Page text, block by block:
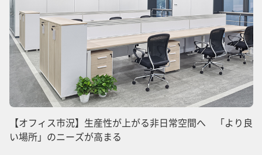
【オフィス市況】生産性が上がる非日常空間へ 「より良
い場所」のニーズが高まる